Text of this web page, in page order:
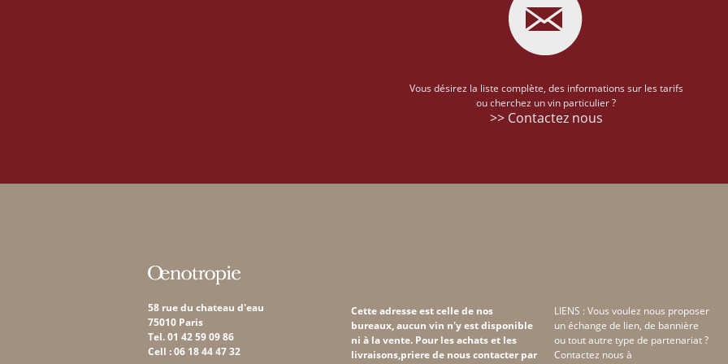
Vous désirez la liste complète, des informations sur les tarifs
ou cherchez un vin particulier ?
>> Contactez nous
58 rue du chateau d'eau
75010 Paris
Tel. 01 42 59 09 86
Cell : 06 18 44 47 32
Cette adresse est celle de nos
bureaux, aucun vin n'y est disponible
ni à la vente. Pour les achats et les
livraisons,priere de nous contacter par
LIENS : Vous voulez nous proposer
un échange de lien, de bannière
ou tout autre type de partenariat ?
Contactez nous à